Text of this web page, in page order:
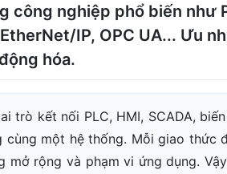
công nghiệp phổ biến như
IP, OPC UA... Ưu
hóa.
trò kết nối PLC, HMI, SCADA,
một hệ thống. Mỗi giao thức
rộng và phạm vi ứng dụng.